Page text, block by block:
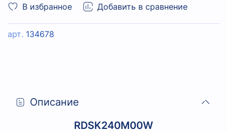
В избранное Добавить в сравнение
арт. 134678
Описание
RDSK240M00W